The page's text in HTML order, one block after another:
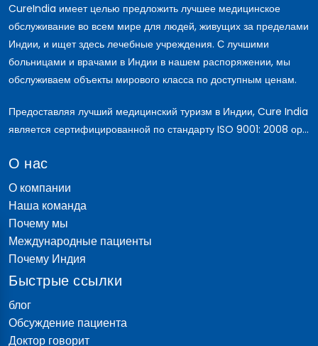
CureIndia имеет целью предложить лучшее медицинское
обслуживание во всем мире для людей, живущих за пределами
Индии, и ищет здесь лечебные учреждения. С лучшими
больницами и врачами в Индии в нашем распоряжении, мы
обслуживаем объекты мирового класса по доступным ценам.
Предоставляя лучший медицинский туризм в Индии, Cure India
является сертифицированной по стандарту ISO 9001: 2008 ор...
О нас
О компании
Наша команда
Почему мы
Международные пациенты
Почему Индия
Быстрые ссылки
блог
Обсуждение пациента
Доктор говорит